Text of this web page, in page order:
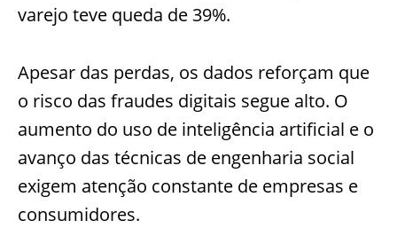
varejo teve queda de 39%.
Apesar das perdas, os dados reforçam que
o risco das fraudes digitais segue alto. O
aumento do uso de inteligência artificial e o
avanço das técnicas de engenharia social
exigem atenção constante de empresas e
consumidores.